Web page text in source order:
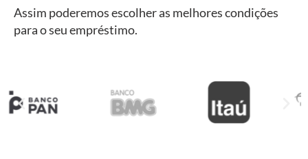
Assim poderemos escolher as melhores condições
para o seu empréstimo.